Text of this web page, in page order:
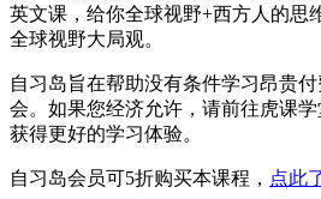
英文课，给你全球视野+西方人的思
全球视野大局观。
自习岛旨在帮助没有条件学习昂贵
会。如果您经济允许，请前往虎课学
获得更好的学习体验。
自习岛会员可5折购买本课程， 点此